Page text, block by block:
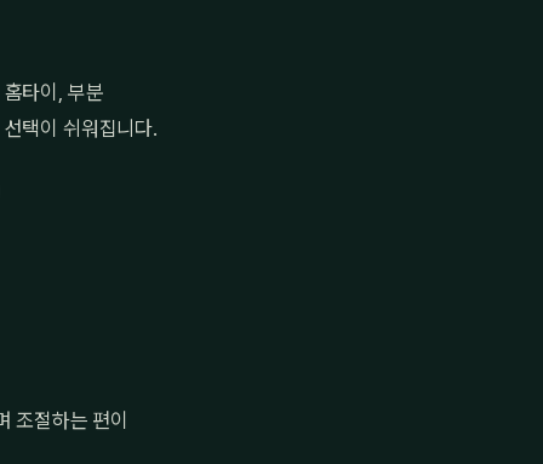
타이, 부분
택이 쉬워집니다.
조절하는 편이